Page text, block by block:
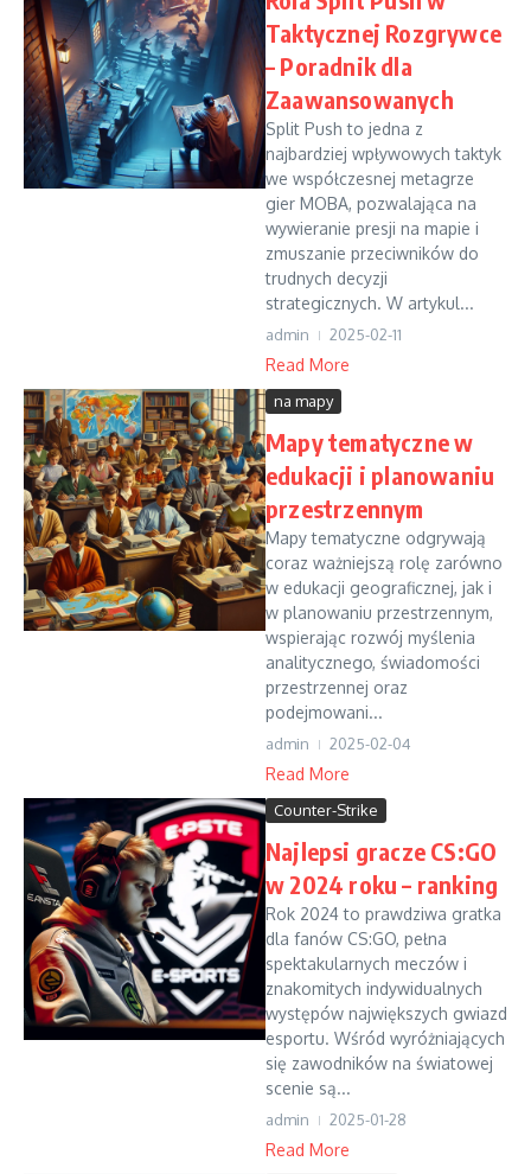
Taktycznej Rozgrywce
– Poradnik dla
Zaawansowanych
Split Push to jedna z
najbardziej wpływowych taktyk
we współczesnej metagrze
gier MOBA, pozwalająca na
wywieranie presji na mapie i
zmuszanie przeciwników do
trudnych decyzji
strategicznych. W artykul...
admin 2025-02-11
Read More
na mapy
Mapy tematyczne w
edukacji i planowaniu
przestrzennym
Mapy tematyczne odgrywają
coraz ważniejszą rolę zarówno
w edukacji geograficznej, jak i
w planowaniu przestrzennym,
wspierając rozwój myślenia
analitycznego, świadomości
przestrzennej oraz
podejmowani...
admin 2025-02-04
Read More
Counter-Strike
Najlepsi gracze CS:GO
w 2024 roku – ranking
Rok 2024 to prawdziwa gratka
dla fanów CS:GO, pełna
spektakularnych meczów i
znakomitych indywidualnych
występów największych gwiazd
esportu. Wśród wyróżniających
się zawodników na światowej
scenie są...
admin 2025-01-28
Read More